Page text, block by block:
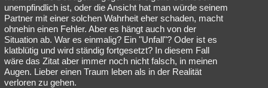
unempfindlich ist, oder die Ansicht hat man würde seinem
Partner mit einer solchen Wahrheit eher schaden, macht
ohnehin einen Fehler. Aber es hängt auch von der
Situation ab. War es einmalig? Ein "Unfall"? Oder ist es
klatblütig und wird ständig fortgesetzt? In diesem Fall
wäre das Zitat aber immer noch nicht falsch, in meinen
Augen. Lieber einen Traum leben als in der Realität
verloren zu gehen.